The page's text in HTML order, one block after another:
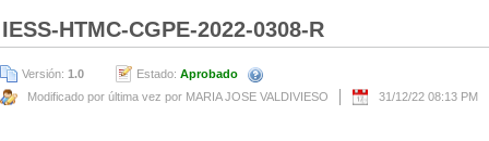
IESS-HTMC-CGPE-2022-0308-R
Versión: 1.0 Estado: Aprobado
Modificado por última vez por MARIA JOSE VALDIVIESO
31/12/22 08:13 PM